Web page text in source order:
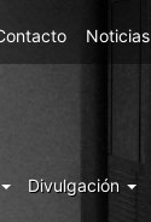
Noticias
Divulgación